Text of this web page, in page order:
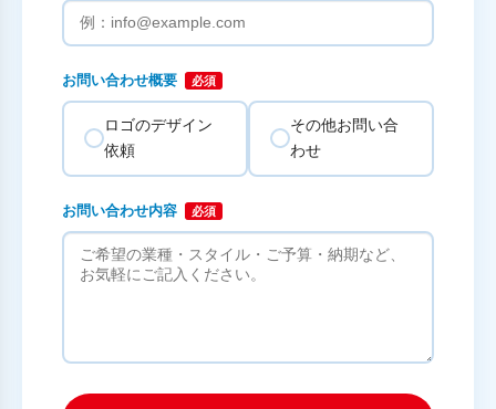
お問い合わせ概要 必須
ロゴのデザイン
依頼
その他お問い合
わせ
お問い合わせ内容 必須